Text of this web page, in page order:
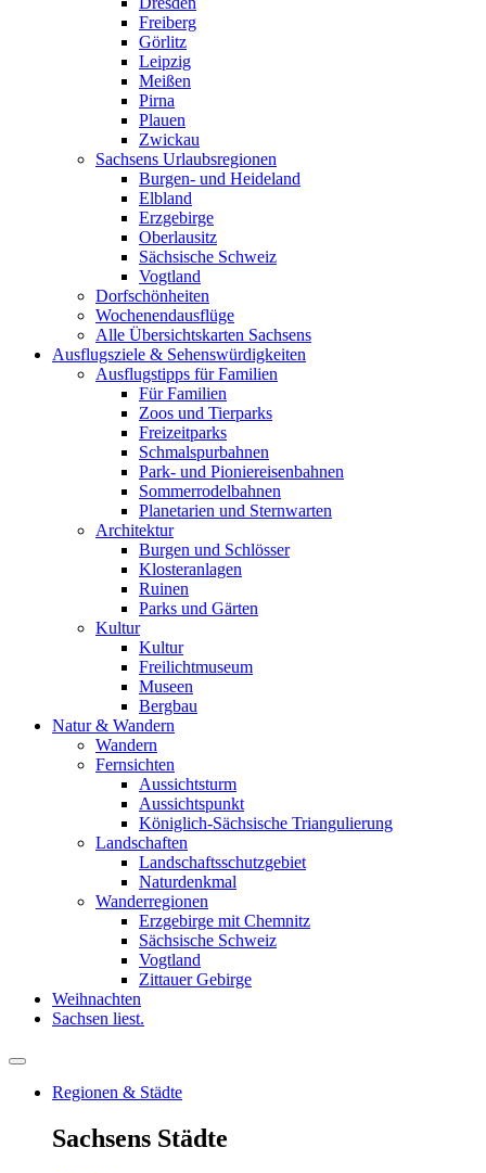
Freiberg
Görlitz
Leipzig
Meißen
Pirna
Plauen
Zwickau
Sachsens Urlaubsregionen
Burgen- und Heideland
Elbland
Erzgebirge
Oberlausitz
Sächsische Schweiz
Vogtland
Dorfschönheiten
Wochenendausflüge
Alle Übersichtskarten Sachsens
Ausflugsziele & Sehenswürdigkeiten
Ausflugstipps für Familien
Für Familien
Zoos und Tierparks
Freizeitparks
Schmalspurbahnen
Park- und Pioniereisenbahnen
Sommerrodelbahnen
Planetarien und Sternwarten
Architektur
Burgen und Schlösser
Klosteranlagen
Ruinen
Parks und Gärten
Kultur
Kultur
Freilichtmuseum
Museen
Bergbau
Natur & Wandern
Wandern
Fernsichten
Aussichtsturm
Aussichtspunkt
Königlich-Sächsische Triangulierung
Landschaften
Landschaftsschutzgebiet
Naturdenkmal
Wanderregionen
Erzgebirge mit Chemnitz
Sächsische Schweiz
Vogtland
Zittauer Gebirge
Weihnachten
Sachsen liest.
Regionen & Städte
Sachsens Städte